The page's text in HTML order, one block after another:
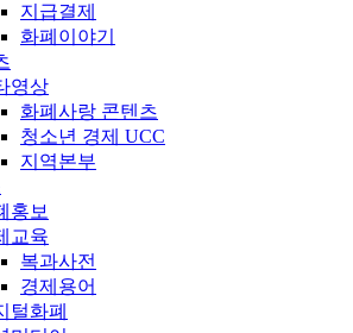
지급결제
화폐이야기
영상
화폐사랑 콘텐츠
청소년 경제 UCC
지역본부
홍보
교육
복과사전
경제용어
털화폐